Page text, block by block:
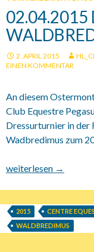
02.04.2015
2. APRIL 2015
EINEN KOMMENTAR
An diesem
Club Equestre
Dressurturnier in der
Wadbredimus zum
02.04.2015
weiterlesen →
2015 CENTRE
WALDBREDIMUS